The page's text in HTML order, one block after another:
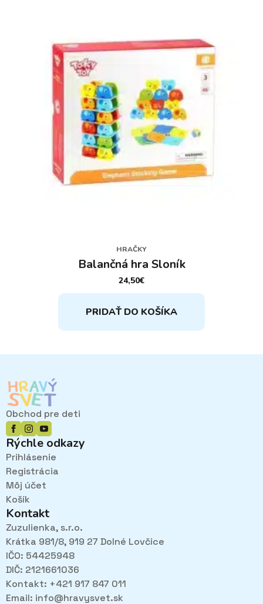
HRAČKY
Balančná hra Sloník
24,50€
PRIDAŤ DO KOŠÍKA
Obchod pre deti
Rýchle odkazy
Prihlásenie
Registrácia
Môj účet
Košík
Kontakt
Zuzulienka, s.r.o.
Krátka 981/8, 919 27 Dolné Lovčice
IČO: 54425948
DIČ: 2121661036
Kontakt: +421 917 847 011
Email: info@hravysvet.sk